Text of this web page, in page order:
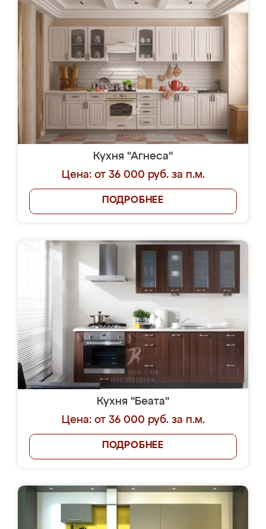
Кухня "Агнеса"
Цена: от 36 000 руб. за п.м.
ПОДРОБНЕЕ
Кухня "Беата"
Цена: от 36 000 руб. за п.м.
ПОДРОБНЕЕ